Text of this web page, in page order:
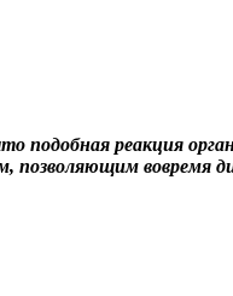
реакция
позволяющим вовремя